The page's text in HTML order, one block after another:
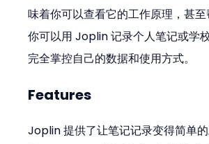
味着你可以查看它的工作原理，甚至
你可以用 Joplin 记录个人笔记或学
完全掌控自己的数据和使用方式。
Features
Joplin 提供了让笔记记录变得简单